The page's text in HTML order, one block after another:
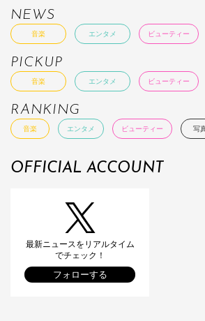
NEWS
音楽 エンタメ ビューティー
PICKUP
音楽 エンタメ ビューティー
RANKING
音楽 エンタメ ビューティー 写
OFFICIAL ACCOUNT
最新ニュースをリアルタイム
でチェック！
フォローする